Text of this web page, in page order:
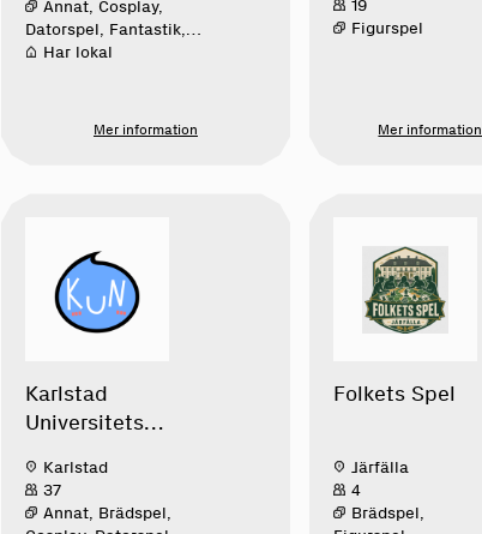
Annat, Cosplay,
Datorspel, Fantastik,
Figurspel, Konvent,
Har lokal
Mer information
19
Figurspel
Mer information
Karlstad
Universitets
Karlstad
37
Annat, Brädspel,
Folkets Spel
Järfälla
4
Brädspel,